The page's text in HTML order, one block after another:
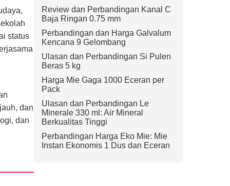
status
dan
dan
Review dan Perbandingan Kanal C
Baja Ringan 0.75 mm
Perbandingan dan Harga Galvalum
Kencana 9 Gelombang
Ulasan dan Perbandingan Si Pulen
Beras 5 kg
Harga Mie Gaga 1000 Eceran per
Pack
Ulasan dan Perbandingan Le
Minerale 330 ml: Air Mineral
Berkualitas Tinggi
Perbandingan Harga Eko Mie: Mie
Instan Ekonomis 1 Dus dan Eceran